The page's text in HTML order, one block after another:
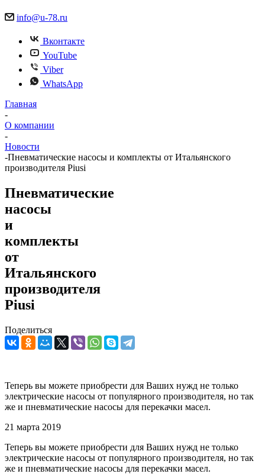
info@u-78.ru
Вконтакте
YouTube
Viber
WhatsApp
Главная
-
О компании
-
Новости
-Пневматические насосы и комплекты от Итальянского
производителя Piusi
Пневматические
насосы
и
комплекты
от
Итальянского
производителя
Piusi
Поделиться
Теперь вы можете приобрести для Ваших нужд не только
электрические насосы от популярного производителя, но так
же и пневматические насосы для перекачки масел.
21 марта 2019
Теперь вы можете приобрести для Ваших нужд не только
электрические насосы от популярного производителя, но так
же и пневматические насосы для перекачки масел.